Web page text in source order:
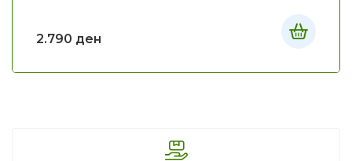
2.790 ден